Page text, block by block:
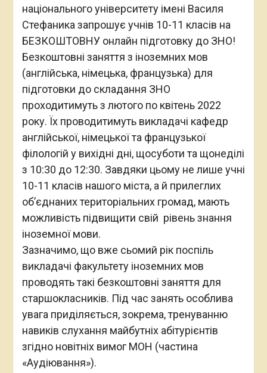
навиків слухання майбутніх абітурієнтів
згідно новітніх вимог МОН (частина
«Аудіювання»).
Зареєструватись можна тут:
https://docs.google.com/forms/d/e/1FAIpQLSc-
GfQcC6nNqOQc7dOs8Rpe-
rMn_AJ7R1G_kMWuc04X3fAGkQ/viewform
===================
Цикл міжнародних конференцій зі
сталого розвитку
Запрошуємо до участі в оновлених
Міжнародних конференціях зі сталого
розвитку. Організатори – Прикарпатський
національний університет імені Василя
Стефаника та ГО “Орієнтири сталого
розвитку” за підтримки ПРООН в Україні.
Просимо перейти за
реєстрації у:
>>SDL 2022– Другій віртуальній
міжнародній смарт-конференції зі сталого